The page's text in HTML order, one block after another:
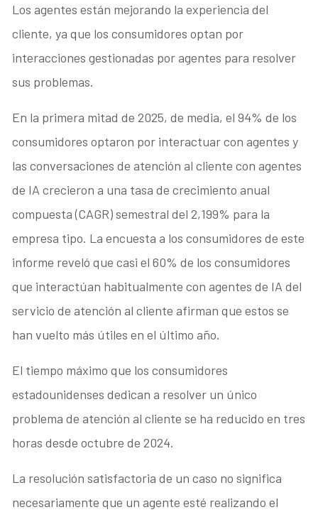
Los agentes están mejorando la experiencia del
cliente, ya que los consumidores optan por
interacciones gestionadas por agentes para resolver
sus problemas.
En la primera mitad de 2025, de media, el 94% de los
consumidores optaron por interactuar con agentes y
las conversaciones de atención al cliente con agentes
de IA crecieron a una tasa de crecimiento anual
compuesta (CAGR) semestral del 2,199% para la
empresa tipo. La encuesta a los consumidores de este
informe reveló que casi el 60% de los consumidores
que interactúan habitualmente con agentes de IA del
servicio de atención al cliente afirman que estos se
han vuelto más útiles en el último año.
El tiempo máximo que los consumidores
estadounidenses dedican a resolver un único
problema de atención al cliente se ha reducido en tres
horas desde octubre de 2024.
La resolución satisfactoria de un caso no significa
necesariamente que un agente esté realizando el